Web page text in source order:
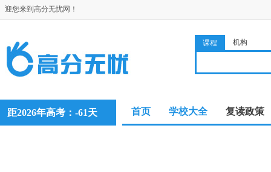
迎您来到高分无忧网！
课程 机构
距2026年高考：-61天 首页 学校大全 复读政策